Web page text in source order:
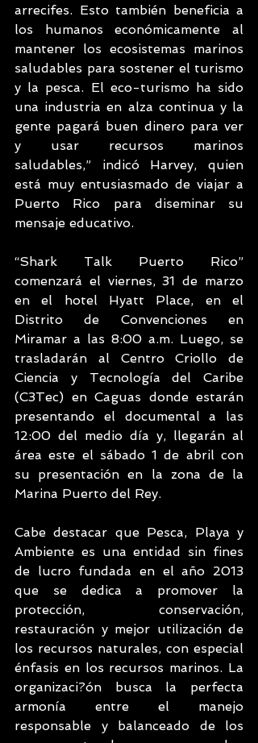
arrecifes. Esto también beneficia a
los humanos económicamente al
mantener los ecosistemas marinos
saludables para sostener el turismo
y la pesca. El eco-turismo ha sido
una industria en alza continua y la
gente pagará buen dinero para ver
y usar recursos marinos
saludables,” indicó Harvey, quien
está muy entusiasmado de viajar a
Puerto Rico para diseminar su
mensaje educativo.
“Shark Talk Puerto Rico”
comenzará el viernes, 31 de marzo
en el hotel Hyatt Place, en el
Distrito de Convenciones en
Miramar a las 8:00 a.m. Luego, se
trasladarán al Centro Criollo de
Ciencia y Tecnología del Caribe
(C3Tec) en Caguas donde estarán
presentando el documental a las
12:00 del medio día y, llegarán al
área este el sábado 1 de abril con
su presentación en la zona de la
Marina Puerto del Rey.
Cabe destacar que Pesca, Playa y
Ambiente es una entidad sin fines
de lucro fundada en el año 2013
que se dedica a promover la
protección, conservación,
restauración y mejor utilización de
los recursos naturales, con especial
énfasis en los recursos marinos. La
organizaci?ón busca la perfecta
armonía entre el manejo
responsable y balanceado de los